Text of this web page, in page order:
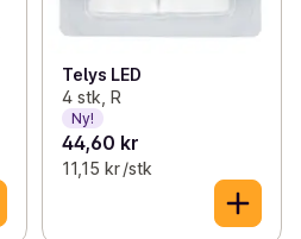
Telys LED
4 stk, R
Ny!
44,60 kr
11,15 kr /stk